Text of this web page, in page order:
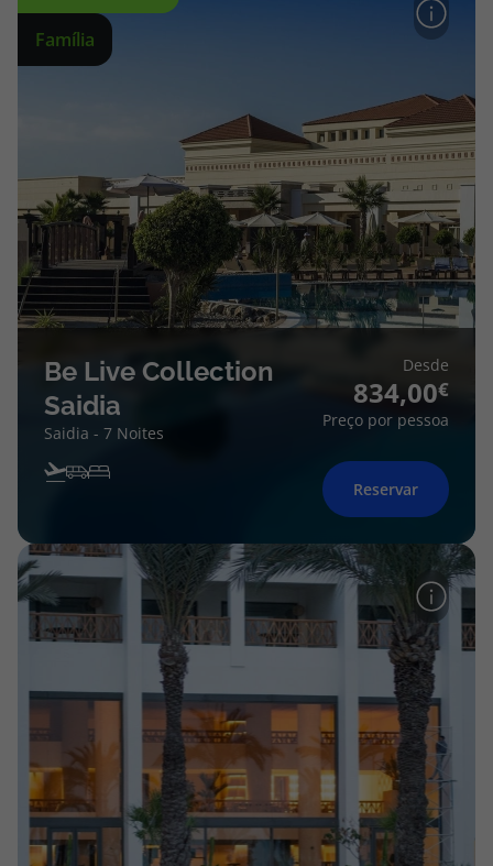
Família
Be Live Collection
Saidia
Saidia - 7 Noites
Desde
834,00
Preço por pessoa
Reservar